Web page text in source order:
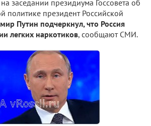
заседании президиума Госсовета об
политике президент Российской
Путин подчеркнул, что Россия
легких наркотиков, сообщают СМИ.